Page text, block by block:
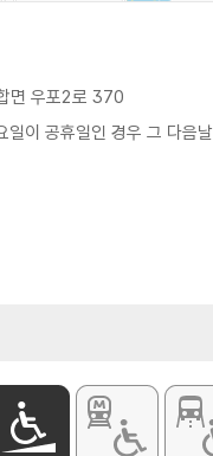
면 우포2로 370
일이 공휴일인 경우 그 다음날